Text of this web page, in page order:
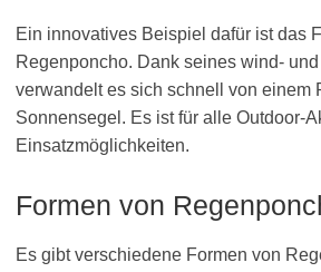
Ein innovatives Beispiel dafür ist das
Regenponcho. Dank seines wind-
verwandelt es sich schnell von einem
Sonnensegel. Es ist für alle Outdoor-
Einsatzmöglichkeiten.
Formen von
Es gibt verschiedene Formen von